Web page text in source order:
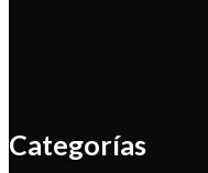
Categorías